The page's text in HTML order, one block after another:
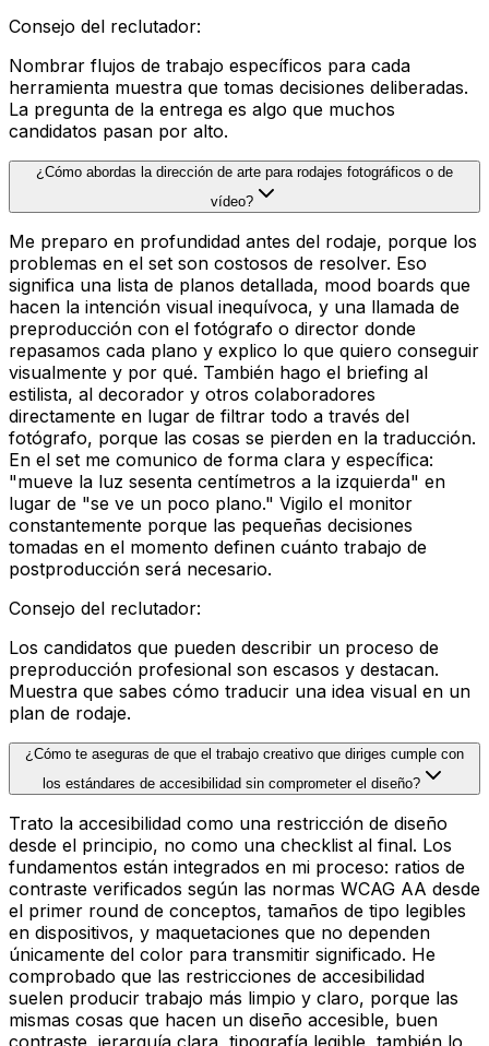
Consejo del reclutador:
Nombrar flujos de trabajo específicos para cada
herramienta muestra que tomas decisiones deliberadas.
La pregunta de la entrega es algo que muchos
candidatos pasan por alto.
¿Cómo abordas la dirección de arte para rodajes fotográficos o de
vídeo?
Me preparo en profundidad antes del rodaje, porque los
problemas en el set son costosos de resolver. Eso
significa una lista de planos detallada, mood boards que
hacen la intención visual inequívoca, y una llamada de
preproducción con el fotógrafo o director donde
repasamos cada plano y explico lo que quiero conseguir
visualmente y por qué. También hago el briefing al
estilista, al decorador y otros colaboradores
directamente en lugar de filtrar todo a través del
fotógrafo, porque las cosas se pierden en la traducción.
En el set me comunico de forma clara y específica:
"mueve la luz sesenta centímetros a la izquierda" en
lugar de "se ve un poco plano." Vigilo el monitor
constantemente porque las pequeñas decisiones
tomadas en el momento definen cuánto trabajo de
postproducción será necesario.
Consejo del reclutador:
Los candidatos que pueden describir un proceso de
preproducción profesional son escasos y destacan.
Muestra que sabes cómo traducir una idea visual en un
plan de rodaje.
¿Cómo te aseguras de que el trabajo creativo que diriges cumple con
los estándares de accesibilidad sin comprometer el diseño?
Trato la accesibilidad como una restricción de diseño
desde el principio, no como una checklist al final. Los
fundamentos están integrados en mi proceso: ratios de
contraste verificados según las normas WCAG AA desde
el primer round de conceptos, tamaños de tipo legibles
en dispositivos, y maquetaciones que no dependen
únicamente del color para transmitir significado. He
comprobado que las restricciones de accesibilidad
suelen producir trabajo más limpio y claro, porque las
mismas cosas que hacen un diseño accesible, buen